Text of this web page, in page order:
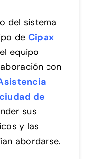
del sistema
de Cipax
equipo
con
de
sus
y las
abordarse.